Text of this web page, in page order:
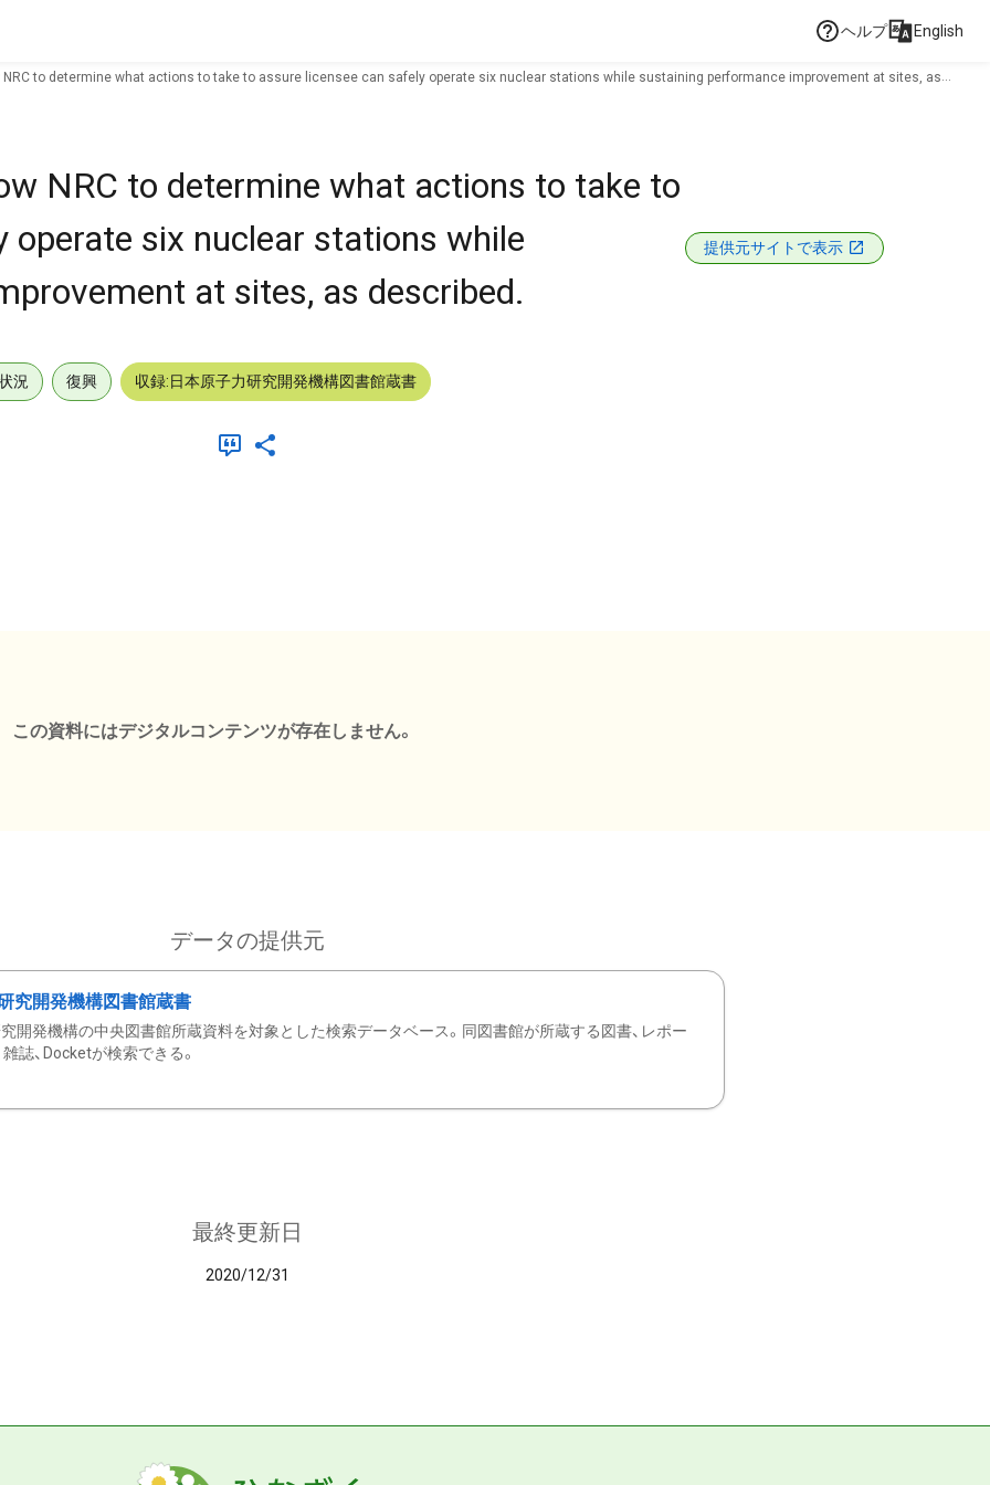
ヘルプ English
to determine what actions to take to assure licensee can safely operate six nuclear stations while sustaining performance improvement at sites, as
NRC to determine what actions to take to
operate six nuclear stations while
at sites, as described.
提供元サイトで表示
況 復興 収録:日本原子力研究開発機構図書館蔵書
この資料にはデジタルコンテンツが存在しません。
データの提供元
究開発機構図書館蔵書
開発機構の中央図書館所蔵資料を対象とした検索データベース。同図書館が所蔵する図書、レポー
雑誌、Docketが検索できる。
最終更新日
2020/12/31